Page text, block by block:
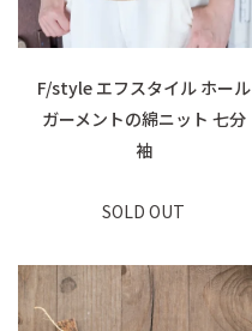
F/style エフスタイル ホール
ガーメントの綿ニット 七分
袖
SOLD OUT